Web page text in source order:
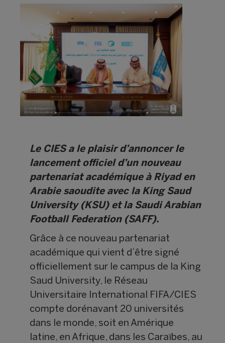
Le CIES a le plaisir d’annoncer le
lancement officiel d’un nouveau
partenariat académique à Riyad en
Arabie saoudite avec la King Saud
University (KSU) et la Saudi Arabian
Football Federation (SAFF).
Grâce à ce nouveau partenariat
académique qui vient d’être signé
officiellement sur le campus de la King
Saud University, le Réseau
Universitaire International FIFA/CIES
compte dorénavant 20 universités
dans le monde, soit en Amérique
latine, en Afrique, dans les Caraïbes, au